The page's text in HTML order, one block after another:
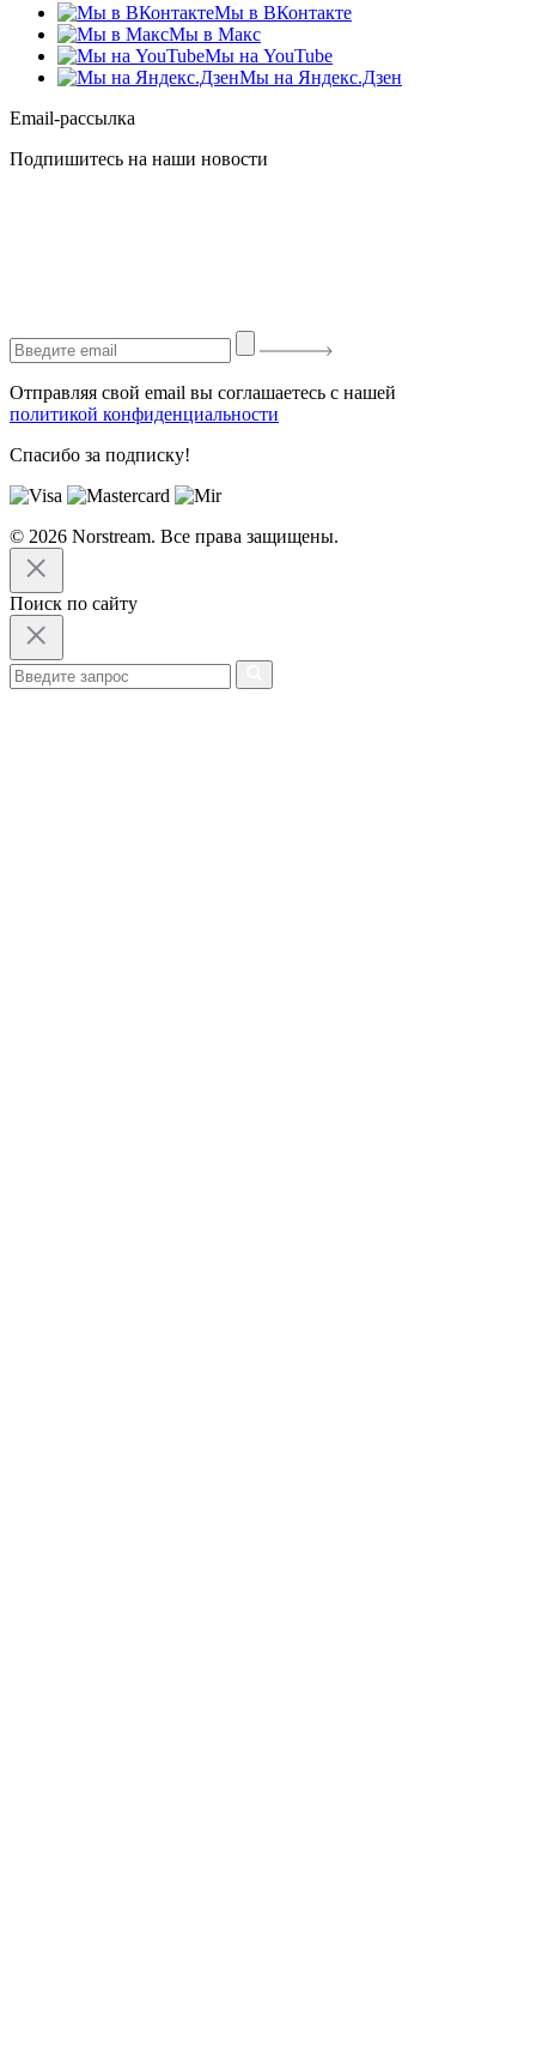
Мы в ВКонтакте
Мы в Макс
Мы на YouTube
Мы на Яндекс.Дзен
Email-рассылка
Подпишитесь на наши новости
Отправляя свой email вы соглашаетесь с нашей
политикой конфиденциальности
Спасибо за подписку!
© 2026 Norstream. Все права защищены.
Поиск по сайту